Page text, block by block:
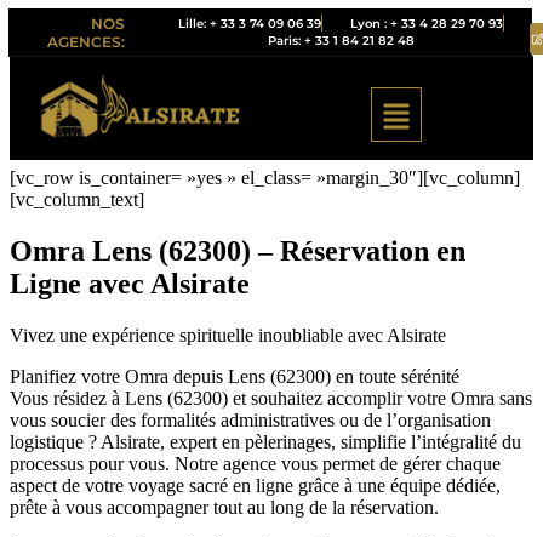
NOS
AGENCES:
Lille: + 33 3 74 09 06 39
Lyon : + 33 4 28 29 70 93
Paris: + 33 1 84 21 82 48
[vc_row is_container= »yes » el_class= »margin_30″][vc_column]
[vc_column_text]
Omra Lens (62300) – Réservation en
Ligne avec Alsirate
Vivez une expérience spirituelle inoubliable avec Alsirate
Planifiez votre Omra depuis Lens (62300) en toute sérénité
Vous résidez à Lens (62300) et souhaitez accomplir votre Omra sans
vous soucier des formalités administratives ou de l’organisation
logistique ? Alsirate, expert en pèlerinages, simplifie l’intégralité du
processus pour vous. Notre agence vous permet de gérer chaque
aspect de votre voyage sacré en ligne grâce à une équipe dédiée,
prête à vous accompagner tout au long de la réservation.